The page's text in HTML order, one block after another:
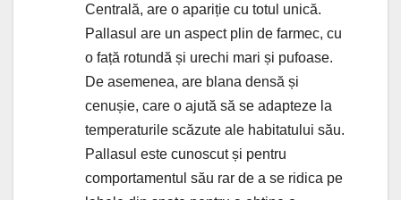
Centrală, are o apariție cu totul unică.
Pallasul are un aspect plin de farmec, cu
o față rotundă și urechi mari și pufoase.
De asemenea, are blana densă și
cenușie, care o ajută să se adapteze la
temperaturile scăzute ale habitatului său.
Pallasul este cunoscut și pentru
comportamentul său rar de a se ridica pe